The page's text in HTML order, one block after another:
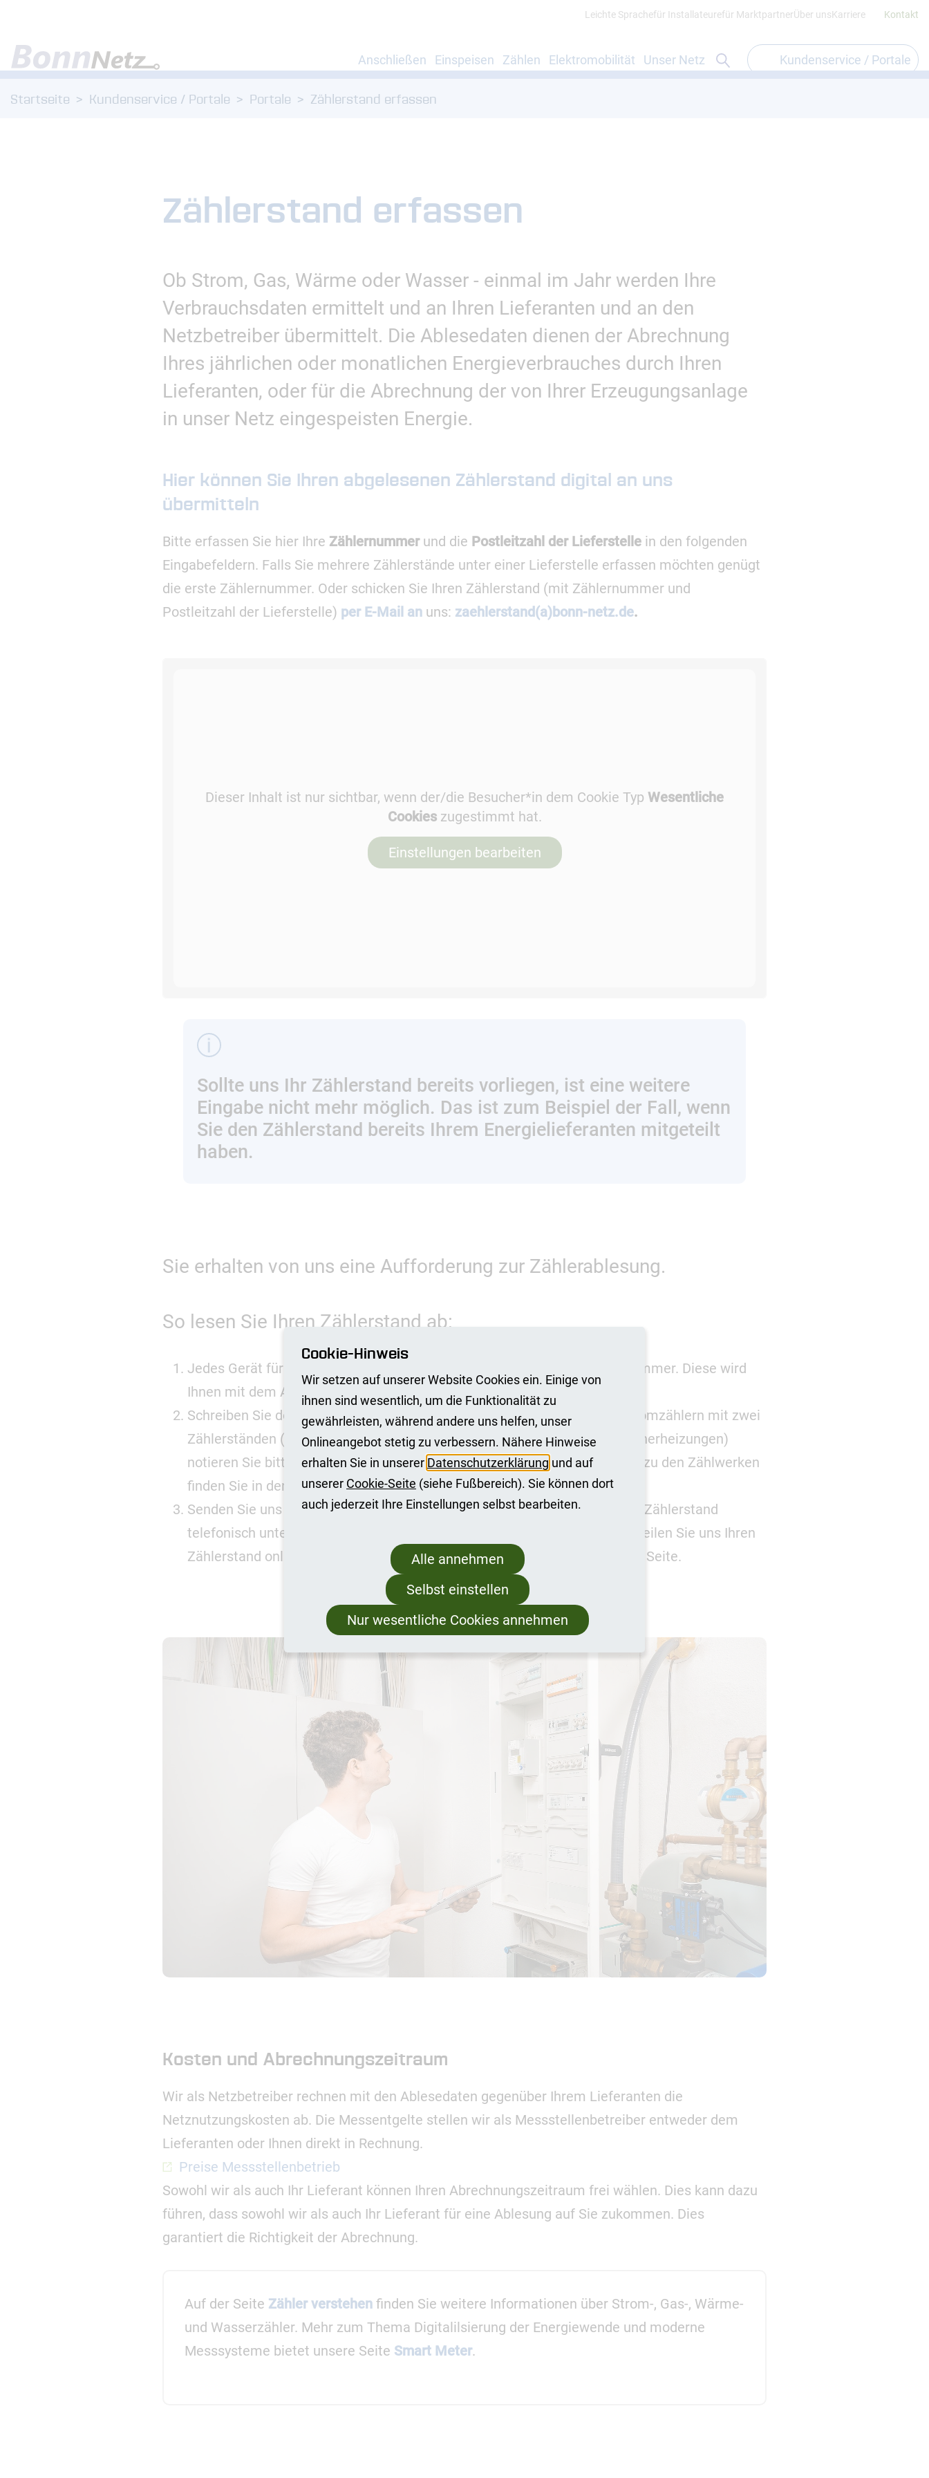
Zum Inhalt
Leichte Sprachefür Installateurefür MarktpartnerÜber unsKarriere Kontakt
Anschließen Einspeisen Zählen Elektromobilität Unser Netz Suchformular öffnenKundenservice / Portale
Startseite Kundenservice / Portale Portale Zählerstand erfassen
Zählerstand erfassen
Ob Strom, Gas, Wärme oder Wasser - einmal im Jahr werden Ihre
Verbrauchsdaten ermittelt und an Ihren Lieferanten und an den
Netzbetreiber übermittelt. Die Ablesedaten dienen der Abrechnung
Ihres jährlichen oder monatlichen Energieverbrauches durch Ihren
Lieferanten, oder für die Abrechnung der von Ihrer Erzeugungsanlage
in unser Netz eingespeisten Energie.
Hier können Sie Ihren abgelesenen Zählerstand digital an uns
übermitteln
Bitte erfassen Sie hier Ihre Zählernummerund die Postleitzahl der Lieferstelle in den folgenden
Eingabefeldern. Falls Sie mehrere Zählerstände unter einer Lieferstelle erfassen möchten genügt
die erste Zählernummer. Oder schicken Sie Ihren Zählerstand (mit Zählernummer und
Postleitzahl der Lieferstelle) per E-Mail an uns: zaehlerstand(a)bonn-netz.de.
Dieser Inhalt ist nur sichtbar, wenn der/die Besucher*in dem Cookie Typ Wesentliche
Cookieszugestimmt hat.
Einstellungen bearbeiten
Sollte uns Ihr Zählerstand bereits vorliegen, ist eine weitere
Eingabe nicht mehr möglich. Das ist zum Beispiel der Fall, wenn
Sie den Zählerstand bereits Ihrem Energielieferanten mitgeteilt
haben.
Sie erhalten von uns eine Aufforderung zur Zählerablesung.
So lesen Sie Ihren Zählerstand ab:
Jedes Gerät für Strom, Gas, Wärme und Wasser hat eine eigene Zählernummer. Diese wird
Ihnen mit dem Ablesekärtchen mitgeteilt.
Schreiben Sie dort den Zählerstand mit der Nachkommastelle auf. Bei Stromzählern mit zwei
Zählerständen (Doppeltarifzähler z.B. für Wärmepumpen oder Nachtspeicherheizungen)
notieren Sie bitte beide Zählerstände (HT und NT). Weitere Informationen zu den Zählwerken
finden Sie in den
häufig gestellten Fragen.
Senden Sie uns das Ablesekärtchen zurück oder übermitteln Sie uns Ihren Zählerstand
telefonisch unter der Rufnummer, die auf der Ablesekärtchen steht. Oder teilen Sie uns Ihren
Zählerstand online mit. Nutzen Sie dazu die Eingabefelder oben auf dieser Seite.
Kosten und Abrechnungszeitraum
Wir als Netzbetreiber rechnen mit den Ablesedaten gegenüber Ihrem Lieferanten die
Netznutzungskosten ab. Die Messentgelte stellen wir als Messstellenbetreiber entweder dem
Lieferanten oder Ihnen direkt in Rechnung.
Preise Messstellenbetrieb
Sowohl wir als auch Ihr Lieferant können Ihren Abrechnungszeitraum frei wählen. Dies kann dazu
führen, dass sowohl wir als auch Ihr Lieferant für eine Ablesung auf Sie zukommen. Dies
garantiert die Richtigkeit der Abrechnung.
Auf der Seite Zähler verstehen finden Sie weitere Informationen über Strom-, Gas-, Wärme-
und Wasserzähler. Mehr zum Thema Digitalilsierung der Energiewende und moderne
Messsysteme bietet unsere Seite Smart Meter.
Cookie-Hinweis
Wir setzen auf unserer Website Cookies ein. Einige von
ihnen sind wesentlich, um die Funktionalität zu
gewährleisten, während andere uns helfen, unser
Onlineangebot stetig zu verbessern. Nähere Hinweise
erhalten Sie in unserer Datenschutzerklärung und auf
unserer Cookie-Seite (siehe Fußbereich). Sie können dort
auch jederzeit Ihre Einstellungen selbst bearbeiten.
Alle annehmen
Selbst einstellen
Nur wesentliche Cookies annehmen